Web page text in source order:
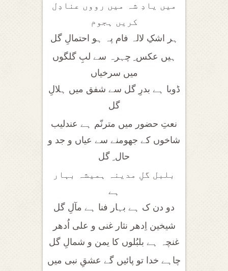
میں یادِ شہ میں رووں عنادِل
کریں ہجوم
ہر اشکِ لالہ فام پہ ہو احتمالِ گل
ہیں عکس ِ چہرہ سے لبِ گلگوں
میں سرخیاں
ڈوبا ہے بدرِ گل سے شفق میں ہلالِ
گل
نعتِ حضور میں مترنّم ہے عندلیب
شاخوں کے جھومنے سے عیاں و جد و
حال ِ گل
بلبل گلِ مدینہ ہمیشہ بہار
ہے
دو دن ک ہے بہار فنا ہے مآلِ گل
شیخین اِدھر نثار غنی و علی اُدھر
غنچہ ہے بلبُلوں کا یمن و شمالِ گل
چاہے خدا تو پائیں گے عشقِ نبی میں